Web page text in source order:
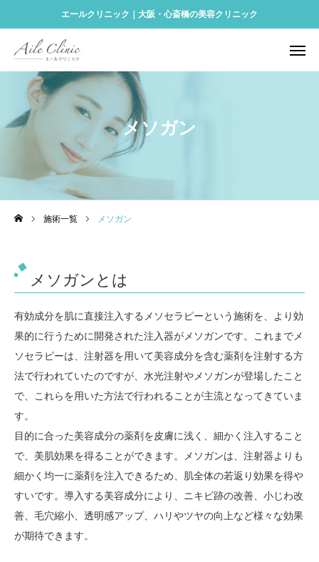
エールクリニック｜大阪・心斎橋の美容クリニック
メソガン
施術一覧 メソガン
メソガンとは
有効成分を肌に直接注入するメソセラピーという施術を、より効
果的に行うために開発された注入器がメソガンです。これまでメ
ソセラピーは、注射器を用いて美容成分を含む薬剤を注射する方
法で行われていたのですが、水光注射やメソガンが登場したこと
で、これらを用いた方法で行われることが主流となってきていま
す。
目的に合った美容成分の薬剤を皮膚に浅く、細かく注入すること
で、美肌効果を得ることができます。メソガンは、注射器よりも
細かく均一に薬剤を注入できるため、肌全体の若返り効果を得や
すいです。導入する美容成分により、ニキビ跡の改善、小じわ改
善、毛穴縮小、透明感アップ、ハリやツヤの向上など様々な効果
が期待できます。
予約する
アクセス
再生医療
料金表
アクセス
美容コラム